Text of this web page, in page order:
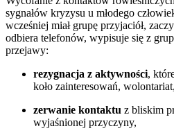
sygnałów kryzysu u młodego
wcześniej miał grupę przyjaciół,
odbiera telefonów, wypisuje się z
przejawy:
rezygnacja z aktywności,
koło zainteresowań, wolontariat,
zerwanie kontaktu z bliskim
wyjaśnionej przyczyny,